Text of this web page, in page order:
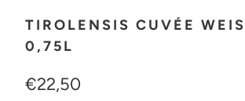
TIROLENSIS CUVÉE
0,75L
€22,50